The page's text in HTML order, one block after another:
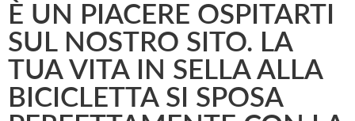
È UN PIACERE OSPITARTI
SUL NOSTRO SITO. LA
TUA VITA IN SELLA ALLA
BICICLETTA SI SPOSA